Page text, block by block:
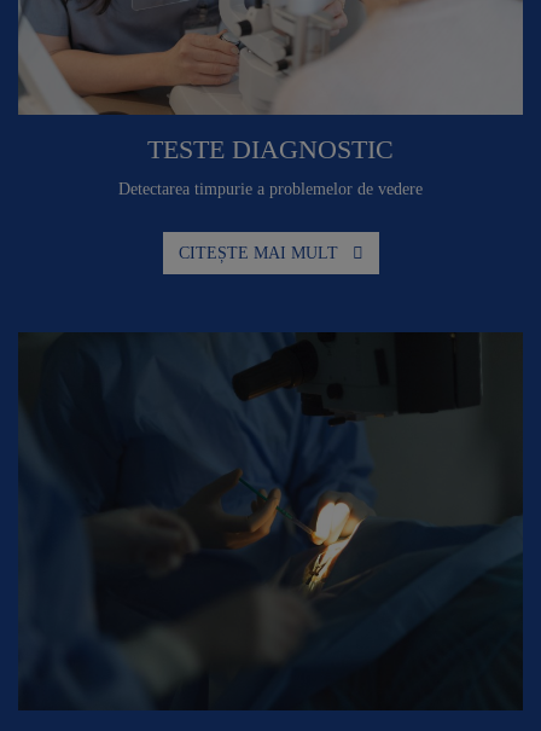
TESTE DIAGNOSTIC
Detectarea timpurie a problemelor de vedere
CITEȘTE MAI MULT